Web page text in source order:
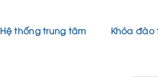
Hệ thống trung tâm Khóa đào